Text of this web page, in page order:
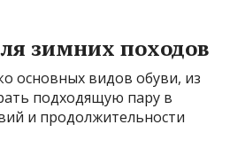
зимних походов
основных видов обуви, из
подходящую пару в
и продолжительности